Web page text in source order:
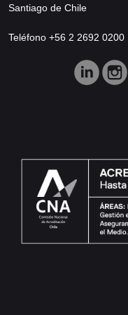
Santiago de Chile
Teléfono +56 2 2692 0200